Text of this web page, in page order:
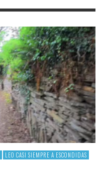
LEO CASI SIEMPRE A ESCONDIDAS